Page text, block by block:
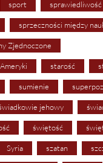
sport sprawiedliwość
sprzeczności między
Zjednoczone
starość
sumienie
jehowy
świętość
Syria szatan